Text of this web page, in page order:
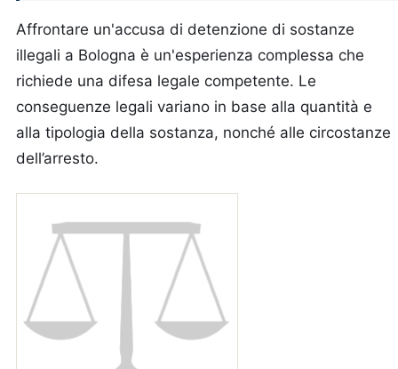
Affrontare un'accusa di detenzione di sostanze
illegali a Bologna è un'esperienza complessa che
richiede una difesa legale competente. Le
conseguenze legali variano in base alla quantità e
alla tipologia della sostanza, nonché alle circostanze
dell’arresto.